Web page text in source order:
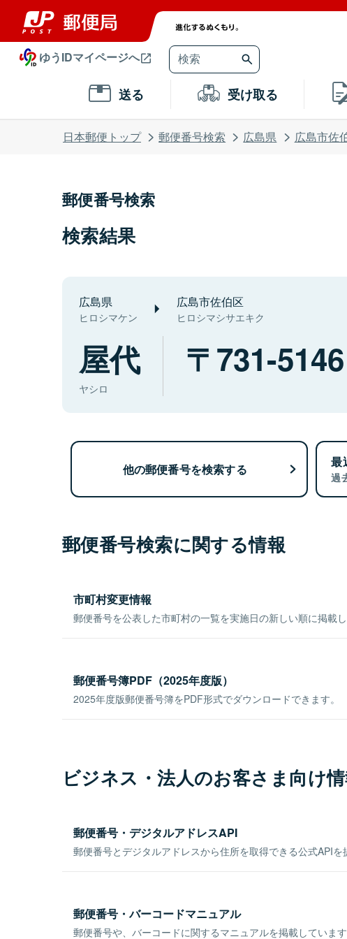
ゆうIDマイページへ
送る 受け取る
日本郵便トップ 郵便番号検索 広島県 広島市佐
郵便番号検索
検索結果
広島県
ヒロシマケン
広島市佐伯区
ヒロシマシサエキク
屋代
ヤシロ
731-5146
他の郵便番号を検索する 最
過
郵便番号検索に関する情報
市町村変更情報
郵便番号を公表した市町村の一覧を実施日の新しい順に掲載し
郵便番号簿PDF（2025年度版）
2025年度版郵便番号簿をPDF形式でダウンロードできます。
ビジネス・法人のお客さま向け
郵便番号・デジタルアドレスAPI
郵便番号とデジタルアドレスから住所を取得できる公式APIを
郵便番号・バーコードマニュアル
郵便番号や、バーコードに関するマニュアルを掲載しています